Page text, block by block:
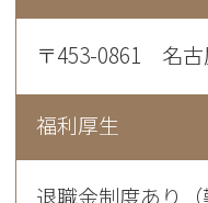
〒453-0861 名古
福利厚生
退職金制度あり（